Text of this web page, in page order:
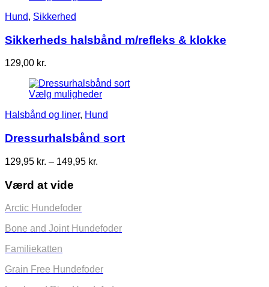
Hund, Sikkerhed
Sikkerheds halsbånd m/refleks & klokke
129,00 kr.
Vælg muligheder
Halsbånd og liner, Hund
Dressurhalsbånd sort
129,95 kr. – 149,95 kr.
Værd at vide
Arctic Hundefoder
Bone and Joint Hundefoder
Familiekatten
Grain Free Hundefoder